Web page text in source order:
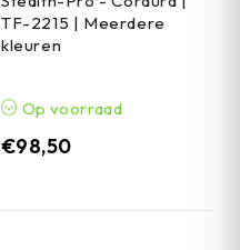
TF-2215 | Meerdere
kleuren
Op voorraad
€98,50